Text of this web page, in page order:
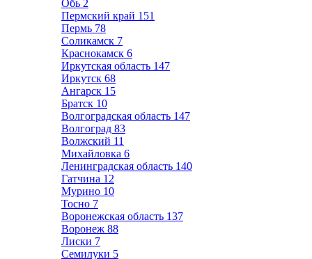
Обь 2
Пермский край 151
Пермь 78
Соликамск 7
Краснокамск 6
Иркутская область 147
Иркутск 68
Ангарск 15
Братск 10
Волгоградская область 147
Волгоград 83
Волжский 11
Михайловка 6
Ленинградская область 140
Гатчина 12
Мурино 10
Тосно 7
Воронежская область 137
Воронеж 88
Лиски 7
Семилуки 5